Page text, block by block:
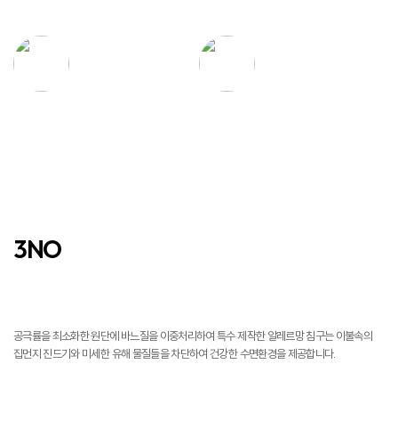
3NO
공극률을 최소화한 원단에 바느질을 이중처리하여 특수 제작한 알레르망 침구는 이불속의
집먼지 진드기와 미세한 유해 물질들을 차단하여 건강한 수면환경을 제공합니다.